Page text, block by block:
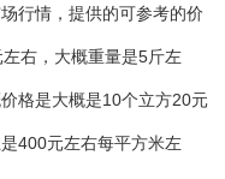
行情，提供的可参考的价
右，大概重量是5斤左
格是大概是10个立方20元
400元左右每平方米左